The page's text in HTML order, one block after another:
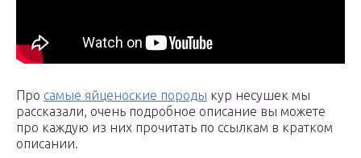
Про самые яйценоские породы кур несушек мы
рассказали, очень подробное описание вы можете
про каждую из них прочитать по ссылкам в кратком
описании.